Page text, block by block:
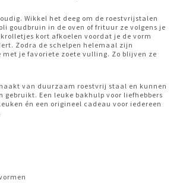
Wikkel het deeg om de roestvrijstalen
goudbruin in de oven of frituur ze volgens je
kort afkoelen voordat je de vorm
Zodra de schelpen helemaal zijn
met je favoriete zoete vulling. Zo blijven ze
van duurzaam roestvrij staal en kunnen
gebruikt. Een leuke bakhulp voor liefhebbers
én een origineel cadeau voor iedereen